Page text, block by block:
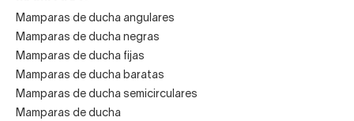
Mamparas de ducha angulares
Mamparas de ducha negras
Mamparas de ducha fijas
Mamparas de ducha baratas
Mamparas de ducha semicirculares
Mamparas de ducha